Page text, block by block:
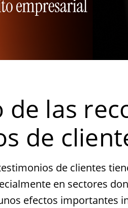
de las
de
de clientes
en sectores
efectos importantes